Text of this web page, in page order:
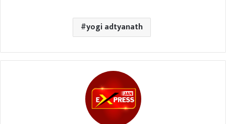
yogi adtyanath